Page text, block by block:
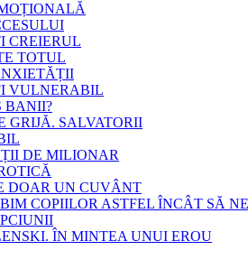
CREIERUL
TOTUL
VULNERABIL
BANII?
GRIJĂ. SALVATORII
DE MILIONAR
DOAR UN CUVÂNT
COPIILOR ASTFEL ÎNCÂT SĂ
ÎN MINTEA UNUI EROU